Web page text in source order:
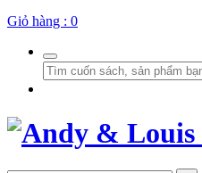
Giỏ hàng : 0